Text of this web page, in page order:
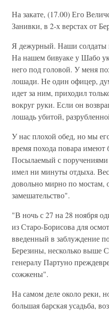
На закате, (17.00) Его
Занивки, в 2-х верстах от
Я дежурный. Наши солдаты
На нашем бивуаке у Шабо
него под головой. У меня
лошади. Не один офицер,
идет за ним, приходил
вокруг руки. Если он
лошадь убитой,
У нас плохой обед, но мы
время похода повара имеют
Посылаемый с поручениями
имел ни минуты отдыха.
довольно мирно по мостам,
замешательство".
"В ночь с 27 на 28 ноября
из Старо-Борисова для
введенный в заблуждение
Березины, несколько выше
генералу Партуно
сожжены".
На самом деле около реки,
большая барская усадьба,